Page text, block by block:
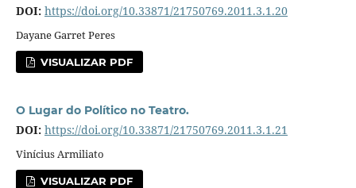
DOI: https://doi.org/10.33871/21750769.2011.3.1.20
Dayane Garret Peres
VISUALIZAR PDF
O Lugar do Polí­tico no Teatro.
DOI: https://doi.org/10.33871/21750769.2011.3.1.21
Vinícius Armiliato
VISUALIZAR PDF